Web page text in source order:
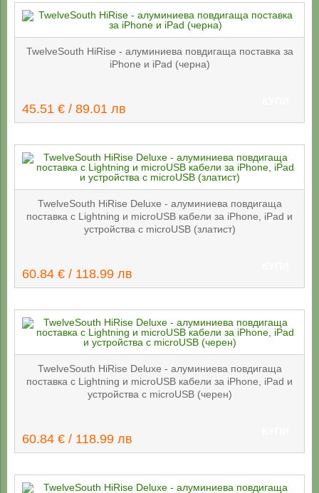
TwelveSouth HiRise - алуминиева повдигаща поставка за
iPhone и iPad (черна)
45.51 € / 89.01 лв
TwelveSouth HiRise Deluxe - алуминиева повдигаща
поставка с Lightning и microUSB кабели за iPhone, iPad и
устройства с microUSB (златист)
60.84 € / 118.99 лв
TwelveSouth HiRise Deluxe - алуминиева повдигаща
поставка с Lightning и microUSB кабели за iPhone, iPad и
устройства с microUSB (черен)
60.84 € / 118.99 лв